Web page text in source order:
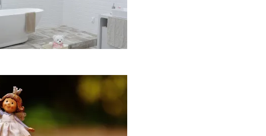
2026-05-12
kasdienybėje: kaip
rankų darbo indai
keičia požiūrį į namų
estetiką